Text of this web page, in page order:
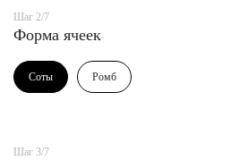
Шаг 2/7
Форма ячеек
Соты Ромб
Шаг 3/7